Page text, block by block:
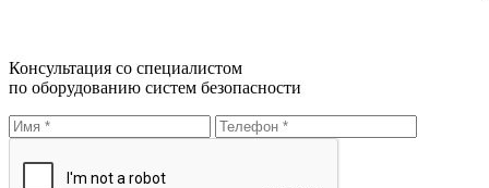
Консультация со специалистом
по оборудованию систем безопасности